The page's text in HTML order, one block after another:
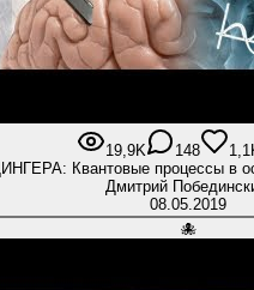
19,9K 148
Квантовые процессы в
Дмитрий
08.05.2019
🐙